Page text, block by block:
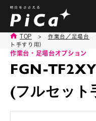
TOP > 作業台／足場台
ト手すり用)
FGN-
(フルセット
作業台・足場台オプション